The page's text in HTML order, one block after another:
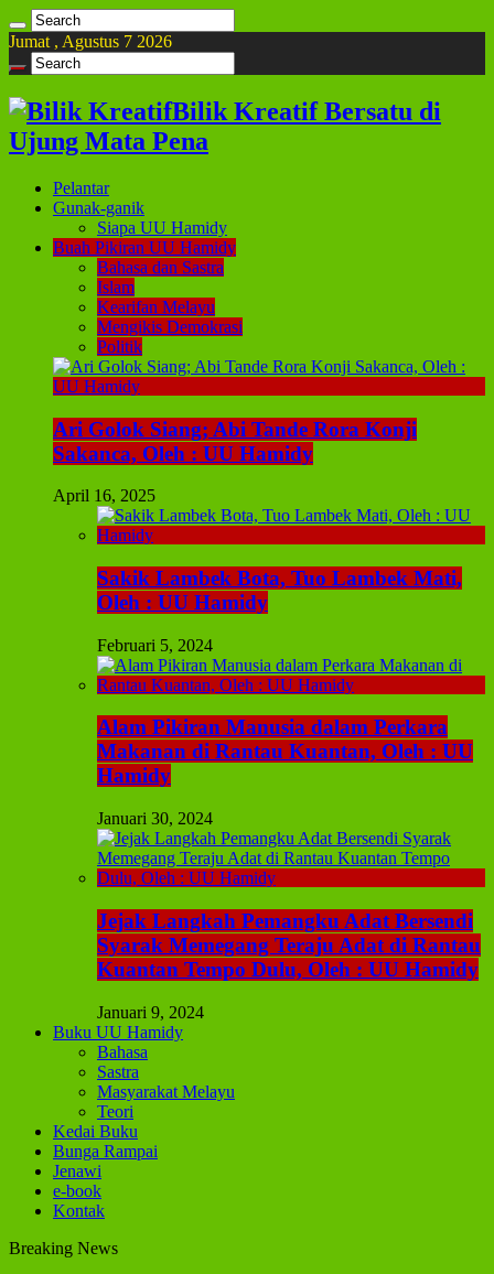
Jumat , Agustus 7 2026
Bilik Kreatif Bersatu di
Ujung Mata Pena
Pelantar
Gunak-ganik
Siapa UU Hamidy
Buah Pikiran UU Hamidy
Bahasa dan Sastra
Islam
Kearifan Melayu
Mengikis Demokrasi
Politik
Ari Golok Siang; Abi Tande Rora Konji
Sakanca, Oleh : UU Hamidy
April 16, 2025
Sakik Lambek Bota, Tuo Lambek Mati,
Oleh : UU Hamidy
Februari 5, 2024
Alam Pikiran Manusia dalam Perkara
Makanan di Rantau Kuantan, Oleh : UU
Hamidy
Januari 30, 2024
Jejak Langkah Pemangku Adat Bersendi
Syarak Memegang Teraju Adat di Rantau
Kuantan Tempo Dulu, Oleh : UU Hamidy
Januari 9, 2024
Buku UU Hamidy
Bahasa
Sastra
Masyarakat Melayu
Teori
Kedai Buku
Bunga Rampai
Jenawi
e-book
Kontak
Breaking News